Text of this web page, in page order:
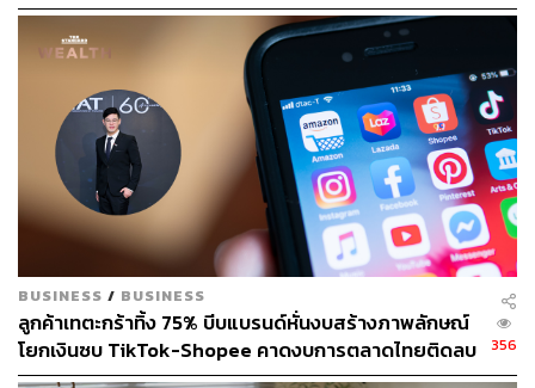
BUSINESS / BUSINESS
ลูกค้าเทตะกร้าทิ้ง 75% บีบแบรนด์หั่นงบสร้างภาพลักษณ์
โยกเงินซบ TikTok-Shopee คาดงบการตลาดไทยติดลบ
ครั้งแรกในรอบ 14 ปี
356